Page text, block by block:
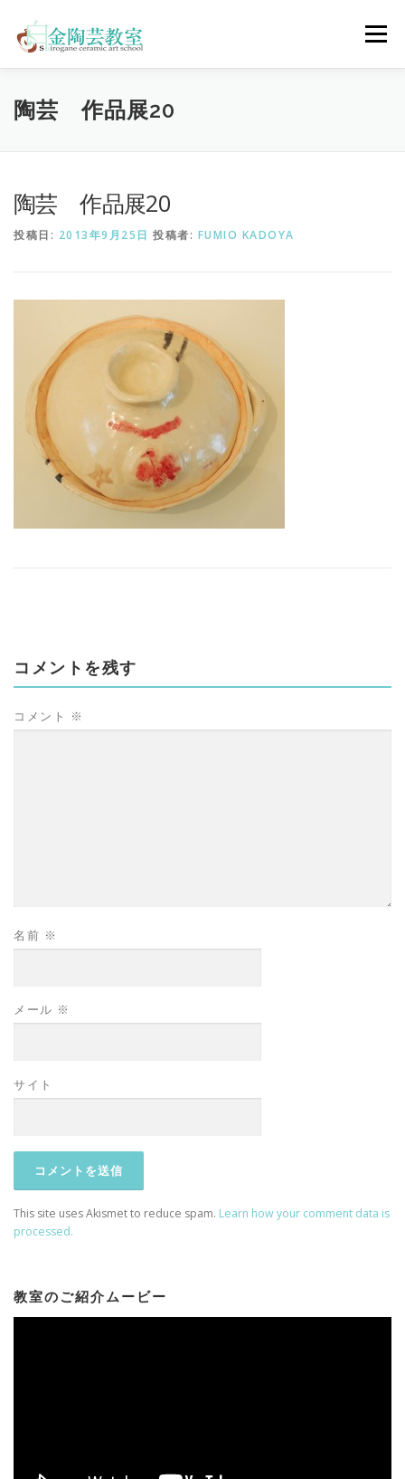
メニュー
陶芸体験コース ウェディングコース
ENGLISH
陶芸 作品展20
陶芸 作品展20
投稿日: 2013年9月25日 投稿者: FUMIO KADOYA
コメントを残す
コメント ※
名前 ※
メール ※
サイト
This site uses Akismet to reduce spam. Learn how your comment data is
processed.
教室のご紹介ムービー